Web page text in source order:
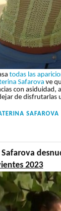
todas las
Safarovave
con asiduidad,
de disfrutarlas
SAFAROVA
Safarova
2023